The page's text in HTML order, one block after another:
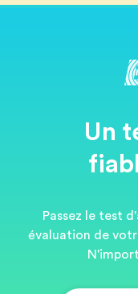
Un
Passez le test
évaluation de